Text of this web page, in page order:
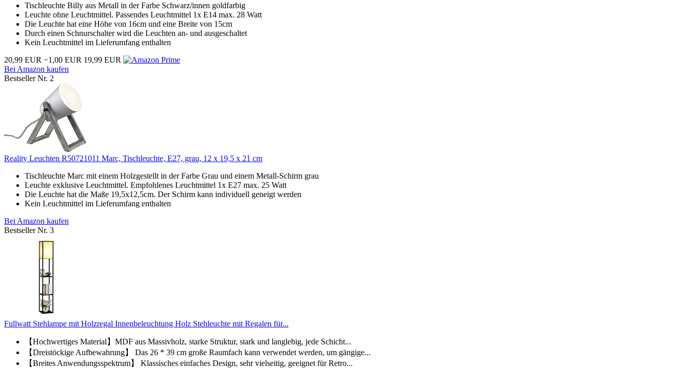
Tischleuchte Billy aus Metall in der Farbe Schwarz/innen goldfarbig
Leuchte ohne Leuchtmittel. Passendes Leuchtmittel 1x E14 max. 28 Watt
Die Leuchte hat eine Höhe von 16cm und eine Breite von 15cm
Durch einen Schnurschalter wird die Leuchten an- und ausgeschaltet
Kein Leuchtmittel im Lieferumfang enthalten
20,99 EUR −1,00 EUR 19,99 EUR
Bei Amazon kaufen
Bestseller Nr. 2
Reality Leuchten R50721011 Marc, Tischleuchte, E27, grau, 12 x 19,5 x 21 cm
Tischleuchte Marc mit einem Holzgestellt in der Farbe Grau und einem Metall-Schirm grau
Leuchte exklusive Leuchtmittel. Empfohlenes Leuchtmittel 1x E27 max. 25 Watt
Die Leuchte hat die Maße 19,5x12,5cm. Der Schirm kann individuell geneigt werden
Kein Leuchtmittel im Lieferumfang enthalten
Bei Amazon kaufen
Bestseller Nr. 3
Fullwatt Stehlampe mit Holzregal Innenbeleuchtung Holz Stehleuchte mit Regalen für...
【Hochwertiges Material】MDF aus Massivholz, starke Struktur, stark und langlebig, jede Schicht...
【Dreistöckige Aufbewahrung】 Das 26 * 39 cm große Raumfach kann verwendet werden, um gängige...
【Breites Anwendungsspektrum】 Klassisches einfaches Design, sehr vielseitig, geeignet für Retro...